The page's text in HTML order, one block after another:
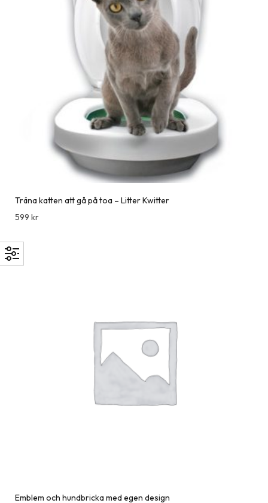
Träna katten att gå på toa – Litter Kwitter
599 kr
Emblem och hundbricka med egen design